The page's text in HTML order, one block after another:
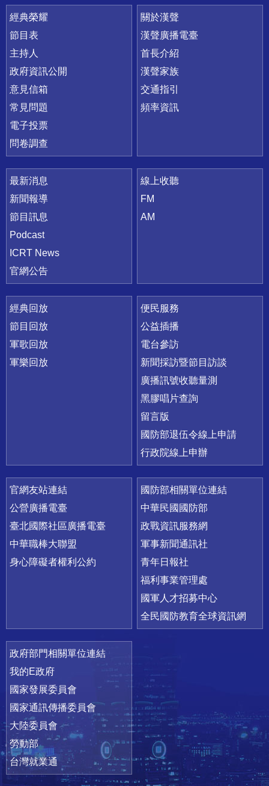
快速連結
經典榮耀
節目表
主持人
政府資訊公開
意見信箱
常見問題
電子投票
問卷調查
關於漢聲
漢聲廣播電臺
首長介紹
漢聲家族
交通指引
頻率資訊
最新消息
新聞報導
節目訊息
Podcast
ICRT News
官網公告
線上收聽
FM
AM
經典回放
節目回放
軍歌回放
軍樂回放
便民服務
公益插播
電台參訪
新聞採訪暨節目訪談
廣播訊號收聽量測
黑膠唱片查詢
留言版
國防部退伍令線上申請
行政院線上申辦
官網友站連結
公營廣播電臺
臺北國際社區廣播電臺
中華職棒大聯盟
身心障礙者權利公約
國防部相關單位連結
中華民國國防部
政戰資訊服務網
軍事新聞通訊社
青年日報社
福利事業管理處
國軍人才招募中心
全民國防教育全球資訊網
政府部門相關單位連結
我的E政府
國家發展委員會
國家通訊傳播委員會
大陸委員會
勞動部
台灣就業通